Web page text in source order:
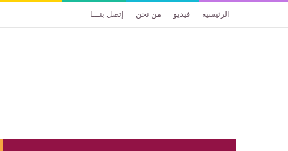
الرئيسية فيديو من نحن إتصل بنـــا